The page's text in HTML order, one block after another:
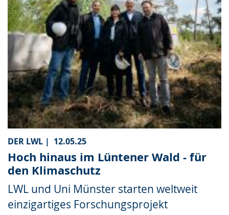
DER LWL | 12.05.25
Hoch hinaus im Lüntener Wald - für
den Klimaschutz
LWL und Uni Münster starten weltweit
einzigartiges Forschungsprojekt